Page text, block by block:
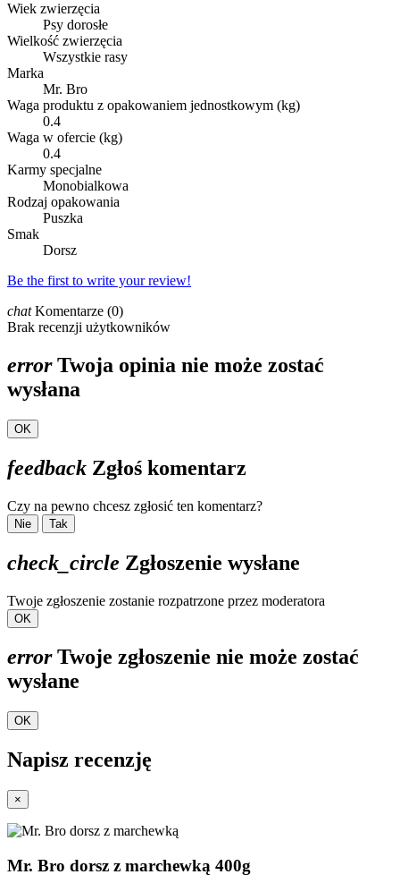
Wiek zwierzęcia
Psy dorosłe
Wielkość zwierzęcia
Wszystkie rasy
Marka
Mr. Bro
Waga produktu z opakowaniem jednostkowym (kg)
0.4
Waga w ofercie (kg)
0.4
Karmy specjalne
Monobialkowa
Rodzaj opakowania
Puszka
Smak
Dorsz
Be the first to write your review!
chatKomentarze (0)
Brak recenzji użytkowników
errorTwoja opinia nie może zostać
wysłana
OK
feedback Zgłoś komentarz
Czy na pewno chcesz zgłosić ten komentarz?
Nie Tak
check_circle Zgłoszenie wysłane
Twoje zgłoszenie zostanie rozpatrzone przez moderatora
OK
errorTwoje zgłoszenie nie może zostać
wysłane
OK
Napisz recenzję
×
Mr. Bro dorsz z marchewką 400g